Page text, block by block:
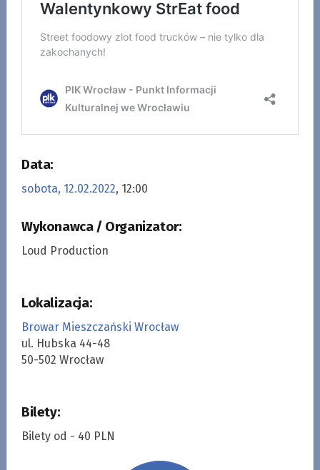
Data:
sobota, 12.02.2022, 12:00
Wykonawca / Organizator:
Loud Production
Lokalizacja:
Browar Mieszczański Wrocław
ul. Hubska 44-48
50-502 Wrocław
Bilety:
Bilety od - 40 PLN